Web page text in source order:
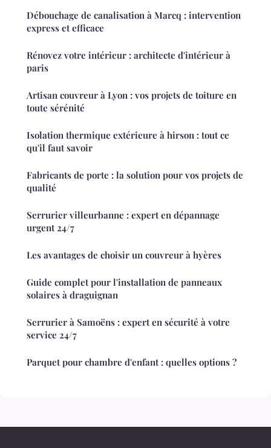
Débouchage de canalisation à Marcq : intervention
express et efficace
Rénovez votre intérieur : architecte d'intérieur à
paris
Artisan couvreur à Lyon : vos projets de toiture en
toute sérénité
Isolation thermique extérieure à hirson : tout ce
qu'il faut savoir
Fabricants de porte : la solution pour vos projets de
qualité
Serrurier villeurbanne : expert en dépannage
urgent 24/7
Les avantages de choisir un couvreur à hyères
Guide complet pour l'installation de panneaux
solaires à draguignan
Serrurier à Samoëns : expert en sécurité à votre
service 24/7
Parquet pour chambre d'enfant : quelles options ?